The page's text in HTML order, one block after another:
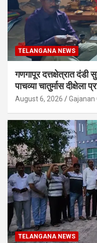
TELANGANA NEWS
गणगापूर दत्तक्षेत्रात दंडी
पाचव्या चातुर्मास दीक्षेला
August 6, 2026 Gajanan
TELANGANA NEWS